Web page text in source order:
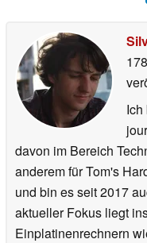
davon im Bereich
anderem für Tom's
und bin es seit 2017
aktueller Fokus liegt
Einplatinenrechnern